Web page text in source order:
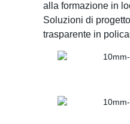
alla formazione in
Soluzioni di
trasparente in